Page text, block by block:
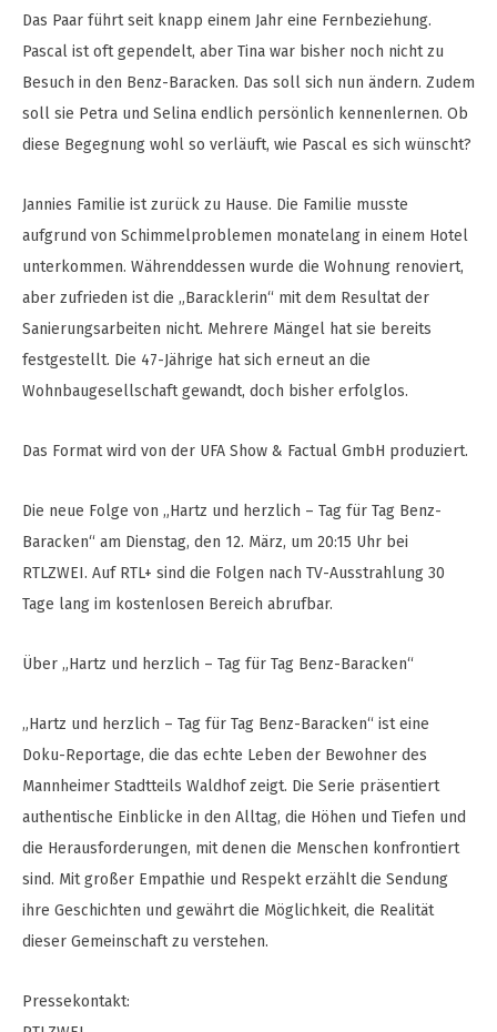
Das Paar führt seit knapp einem Jahr eine Fernbeziehung.
Pascal ist oft gependelt, aber Tina war bisher noch nicht zu
Besuch in den Benz-Baracken. Das soll sich nun ändern. Zudem
soll sie Petra und Selina endlich persönlich kennenlernen. Ob
diese Begegnung wohl so verläuft, wie Pascal es sich wünscht?
Jannies Familie ist zurück zu Hause. Die Familie musste
aufgrund von Schimmelproblemen monatelang in einem Hotel
unterkommen. Währenddessen wurde die Wohnung renoviert,
aber zufrieden ist die „Baracklerin“ mit dem Resultat der
Sanierungsarbeiten nicht. Mehrere Mängel hat sie bereits
festgestellt. Die 47-Jährige hat sich erneut an die
Wohnbaugesellschaft gewandt, doch bisher erfolglos.
Das Format wird von der UFA Show & Factual GmbH produziert.
Die neue Folge von „Hartz und herzlich – Tag für Tag Benz-
Baracken“ am Dienstag, den 12. März, um 20:15 Uhr bei
RTLZWEI. Auf RTL+ sind die Folgen nach TV-Ausstrahlung 30
Tage lang im kostenlosen Bereich abrufbar.
Über „Hartz und herzlich – Tag für Tag Benz-Baracken“
„Hartz und herzlich – Tag für Tag Benz-Baracken“ ist eine
Doku-Reportage, die das echte Leben der Bewohner des
Mannheimer Stadtteils Waldhof zeigt. Die Serie präsentiert
authentische Einblicke in den Alltag, die Höhen und Tiefen und
die Herausforderungen, mit denen die Menschen konfrontiert
sind. Mit großer Empathie und Respekt erzählt die Sendung
ihre Geschichten und gewährt die Möglichkeit, die Realität
dieser Gemeinschaft zu verstehen.
Pressekontakt: